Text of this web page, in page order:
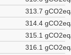
313.7
314.4
315.1
316.1